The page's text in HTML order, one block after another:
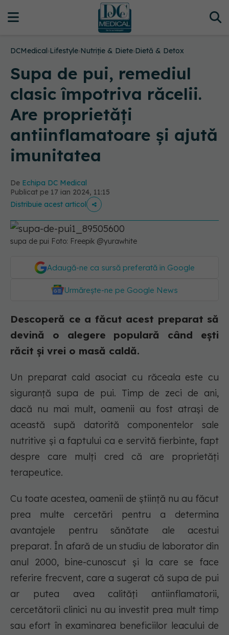
DCMedical›Lifestyle›Nutriție & Diete›Dietă & Detox
Supa de pui, remediul
clasic împotriva răcelii.
Are proprietăți
antiinflamatoare și ajută
imunitatea
De Echipa DC Medical
Publicat pe 17 ian 2024, 11:15
Distribuie acest articol
supa de pui Foto: Freepik @yurawhite
Adaugă-ne ca sursă preferată în Google
Urmărește-ne pe Google News
Descoperă ce a făcut acest preparat să
devină o alegere populară când ești
răcit și vrei o masă caldă.
Un preparat cald asociat cu răceala este cu
siguranță supa de pui. Timp de zeci de ani,
dacă nu mai mult, oamenii au fost atrași de
această supă datorită componentelor sale
nutritive și a faptului ca e servită fierbinte, fapt
despre care mulți cred că are proprietăți
terapeutice.
Cu toate acestea, oamenii de știință nu au făcut
prea multe cercetări pentru a determina
avantajele pentru sănătate ale acestui
preparat. În afară de un studiu de laborator din
anul 2000, bine-cunoscut și la care se face
referire frecvent, care a sugerat că supa de pui
ar putea avea calități antiinflamatorii,
cercetătorii clinici nu au investit prea mult timp
sau efort în examinarea beneficiilor leacului de